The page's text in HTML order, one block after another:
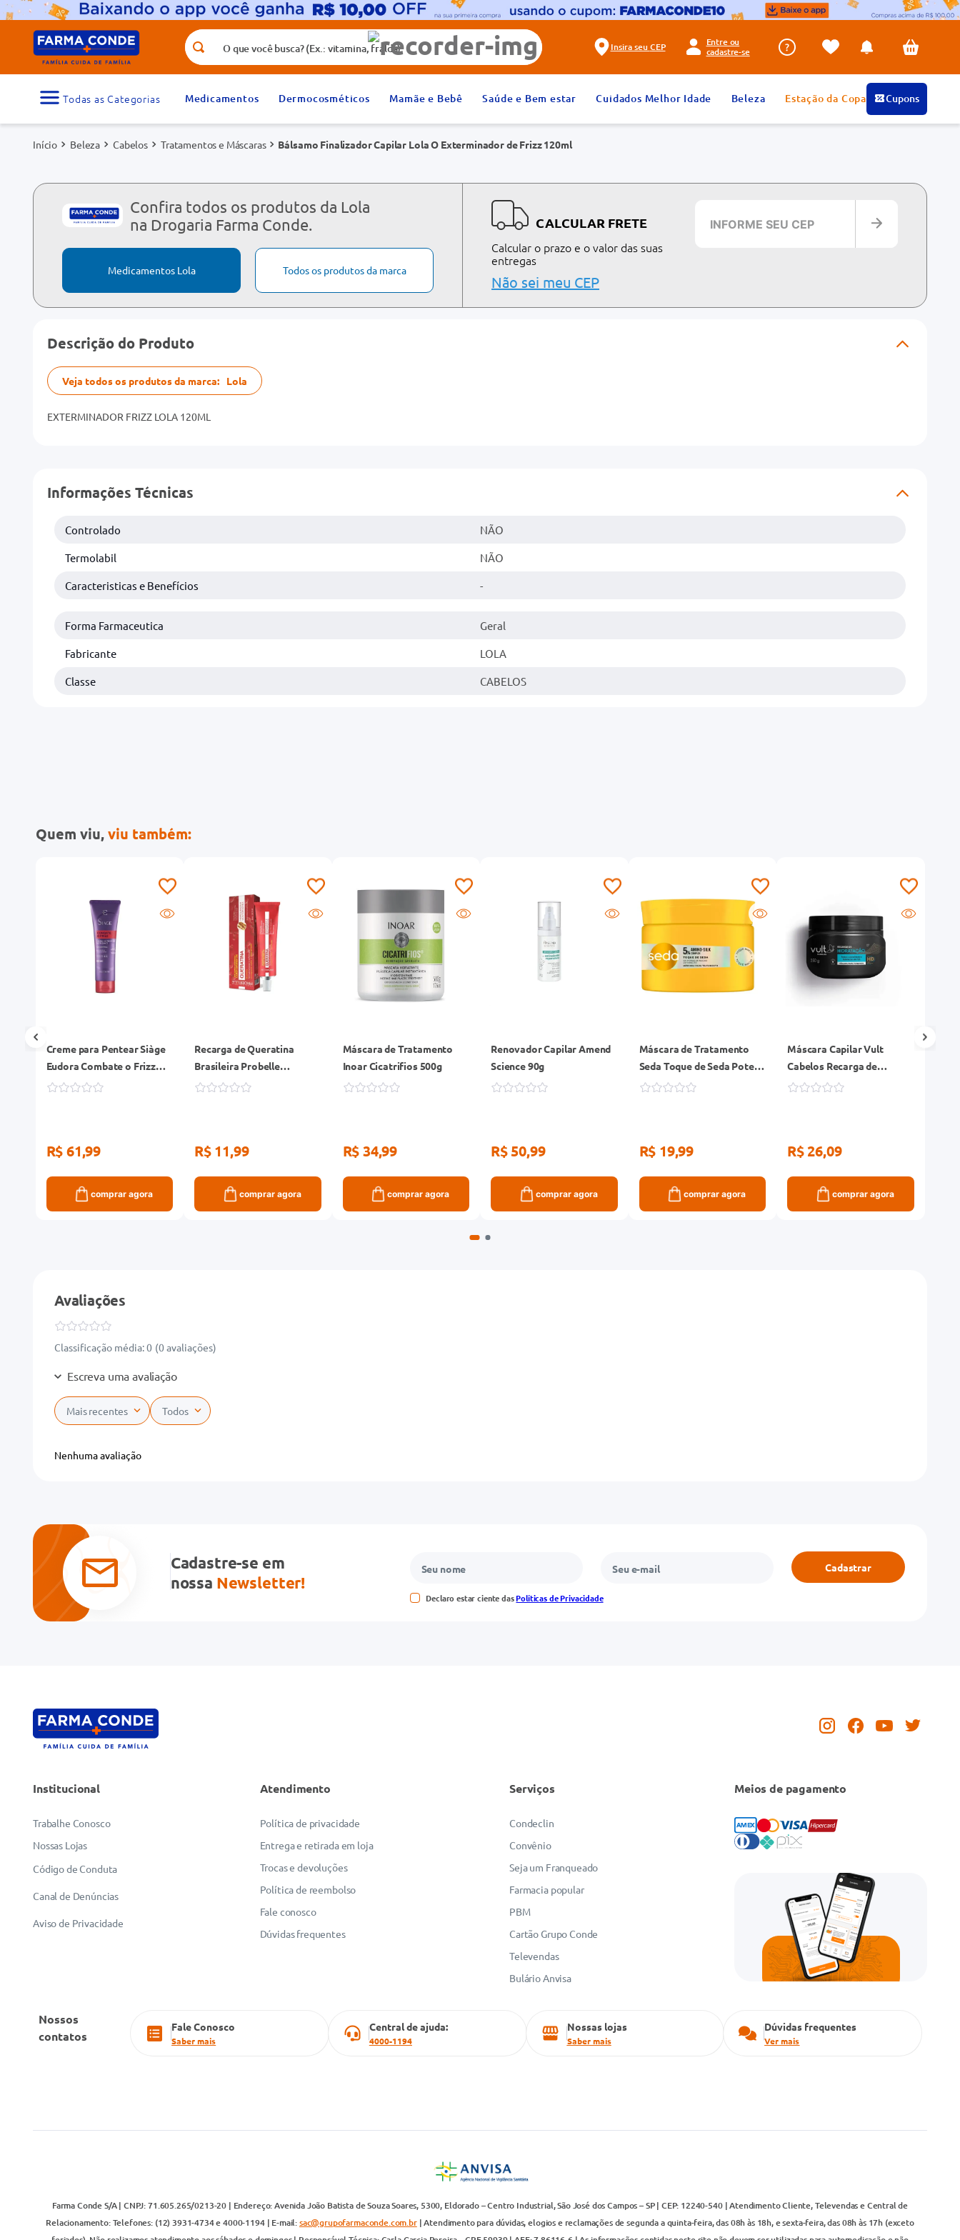
O que você busca? (Ex.: vitamina, fralda)
Insira seu CEP
Entre ou
cadastre-se
Medicamentos Dermocosméticos Mamãe e Bebê Saúde e Bem estar Cuidados Melhor Idade Beleza Estação da Copa Cupons
Beleza Cabelos Tratamentos e Máscaras Bálsamo Finalizador Capilar Lola O Exterminador de Frizz 120ml
Confira todos os produtos da Lola
na Drogaria Farma Conde.
Medicamentos Lola Todos os produtos da marca
CALCULAR FRETE
Calcular o prazo e o valor das suas
entregas
Não sei meu CEP
Descrição do Produto
Veja todos os produtos da marca: Lola
EXTERMINADOR FRIZZ LOLA 120ML
Informações Técnicas
Controlado NÃO
Termolabil NÃO
Caracteristicas e Benefícios -
Forma Farmaceutica Geral
Fabricante LOLA
Classe CABELOS
Quem viu,viu também:
Creme para Pentear Siàge
Eudora Combate o Frizz
Frasco 100ml
R$ 61,99
comprar agora
Recarga de Queratina
Brasileira Probelle
Hidrolisada e Quaternizada
R$ 11,99
comprar agora
Máscara de Tratamento
Inoar Cicatrifios 500g
R$ 34,99
comprar agora
Renovador Capilar Amend
Science 90g
R$ 50,99
comprar agora
Máscara de Tratamento
Seda Toque de Seda Pote
300g
R$ 19,99
comprar agora
Máscara Capilar Vult
Cabelos Recarga de
Hidratação Pote 250g
R$ 26,09
comprar agora
Avaliações
Classificação média: 0 (0 avaliações)
Escreva uma avaliação
Adicionar avaliação
Avalie o produto de 1 a 5 estrelas
★★★
Seu nome
Mais recentes Todos
Nenhuma avaliação
Cadastre-se em
nossa Newsletter!
Declaro estar ciente dasPolíticas de Privacidade
Cadastrar
Institucional
Trabalhe Conosco
Nossas Lojas
Código de Conduta
Canal de Denúncias
Aviso de Privacidade
Atendimento
Política de privacidade
Entrega e retirada em loja
Trocas e devoluções
Política de reembolso
Fale conosco
Dúvidas frequentes
Serviços
Condeclin
Convênio
Seja um Franqueado
Farmacia popular
PBM
Cartão Grupo Conde
Televendas
Bulário Anvisa
Meios de pagamento
Nossos
contatos
Fale Conosco
Saber mais
Central de ajuda:
4000-1194
Nossas lojas
Saber mais
Dúvidas frequentes
Ver mais
Farma Conde S/A | CNPJ: 71.605.265/0213-20 | Endereço: Avenida João Batista de Souza Soares, 5300, Eldorado – Centro Industrial, São José dos Campos – SP | CEP: 12240-540 | Atendimento Cliente, Televendas e Central de
Relacionamento: Telefones: (12) 3931-4734 e 4000-1194 | E-mail:sac@grupofarmaconde.com.br| Atendimento para dúvidas, elogios e reclamações de segunda a quinta-feira, das 08h às 18h, e sexta-feira, das 08h às 17h (exceto
Termos mais buscados
1
medicamento 2º
fralda
5 º dipirona 6º
absorvente